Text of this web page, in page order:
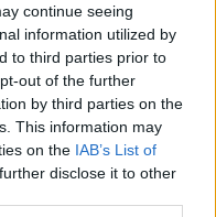
continue seeing
information utilized by
to third parties prior to
out of the further
by third parties on the
This information may
on the IAB’s List of
disclose it to other
rendszeresek
együtt, mint A
meg.